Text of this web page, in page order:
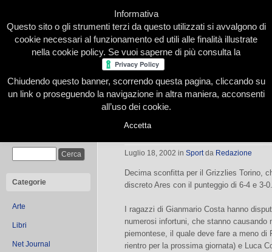
Home Presentazione Redazione Le nostre firme
Categorie
Arte
Libri
Net Journal
L’Ares sconfigge i Grizzlies
Luglio 18, 2002 in Sportda Redazione
Decima sconfitta per il Grizzlies Torino,
discreto Ares con il punteggio di 6-4 e 3-0.
I ragazzi di Gianmario Costa hanno
numerosi infortuni, che stanno causando
piemontese, il quale deve fare a meno
rientro per la prossima giornata) e Luca
Informativa
Questo sito o gli strumenti terzi da questo utilizzati si avvalgono di
cookie necessari al funzionamento ed utili alle finalità illustrate
nella cookie policy. Se vuoi saperne di più consulta la
Chiudendo questo banner, scorrendo questa pagina, cliccando su
un link o proseguendo la navigazione in altra maniera, acconsenti
all’uso dei cookie.
Accetta